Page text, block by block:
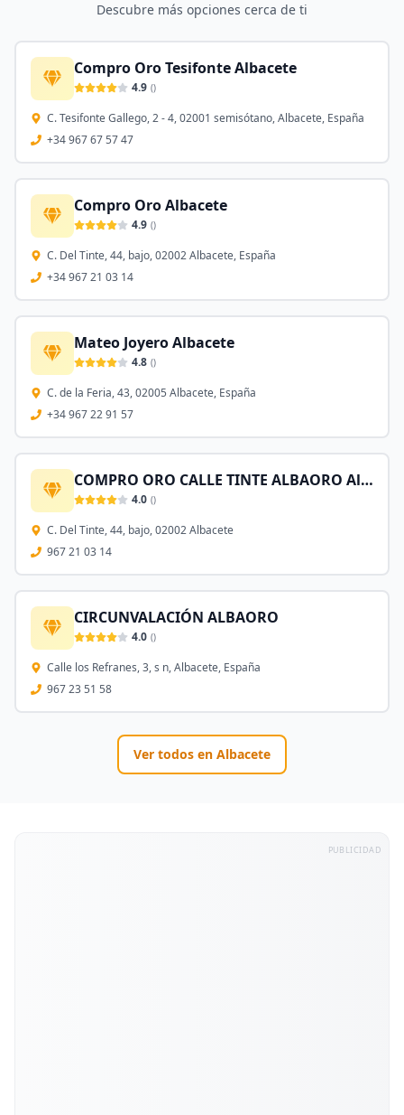
Descubre más opciones cerca de ti
Compro Oro Tesifonte Albacete
4.9 ()
C. Tesifonte Gallego, 2 - 4, 02001 semisótano, Albacete, España
+34 967 67 57 47
Compro Oro Albacete
4.9 ()
C. Del Tinte, 44, bajo, 02002 Albacete, España
+34 967 21 03 14
Mateo Joyero Albacete
4.8 ()
C. de la Feria, 43, 02005 Albacete, España
+34 967 22 91 57
COMPRO ORO CALLE TINTE ALBAORO Albacete
4.0 ()
C. Del Tinte, 44, bajo, 02002 Albacete
967 21 03 14
CIRCUNVALACIÓN ALBAORO
4.0 ()
Calle los Refranes, 3, s n, Albacete, España
967 23 51 58
Ver todos en Albacete
PUBLICIDAD